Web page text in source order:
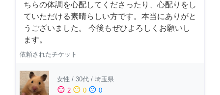
ちらの体調を心配してくださったり、心配りをし
ていただける素晴らしい方です。本当にありがと
うございました。 今後もぜひよろしくお願いし
ます。
依頼されたチケット
女性 / 30代 / 埼玉県
sentiment_satisfied 2 sentiment_neutral 0 sentiment_dissatisfied 0